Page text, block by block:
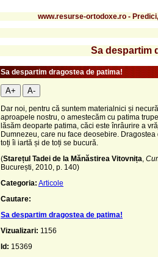
www.resurse-ortodoxe.ro -
Sa despartim
Sa despartim dragostea de patima!
A+ A-
Dar noi, pentru că suntem materialnici și
aproapele nostru, o amestecăm cu patima
lăsăm deoparte patima, căci este înrâurire a
Dumnezeu, care nu face deosebire.
toți îi iartă și de toți se bucură.
(Starețul Tadei de la Mănăstirea Vitovnița
București, 2010, p. 140)
Categoria: Articole
Cautare:
Sa despartim dragostea de patima!
Vizualizari: 1156
Id: 15369